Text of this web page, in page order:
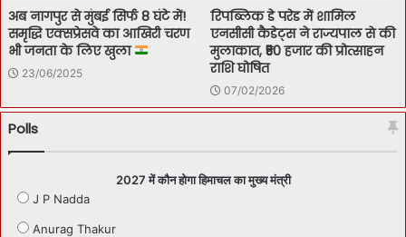
अब नागपुर से मुंबई सिर्फ 8 घंटे में!
समृद्धि एक्सप्रेसवे का आखिरी चरण
भी जनता के लिए खुला
23/06/2025
रिपब्लिक डे परेड में शामिल
एनसीसी कैडेट्स ने राज्यपाल से की
मुलाकात, ₹50 हजार की प्रोत्साहन
राशि घोषित
07/02/2026
Polls
2027 में कौन होगा हिमाचल का मुख्य मंत्री
J P Nadda
Anurag Thakur